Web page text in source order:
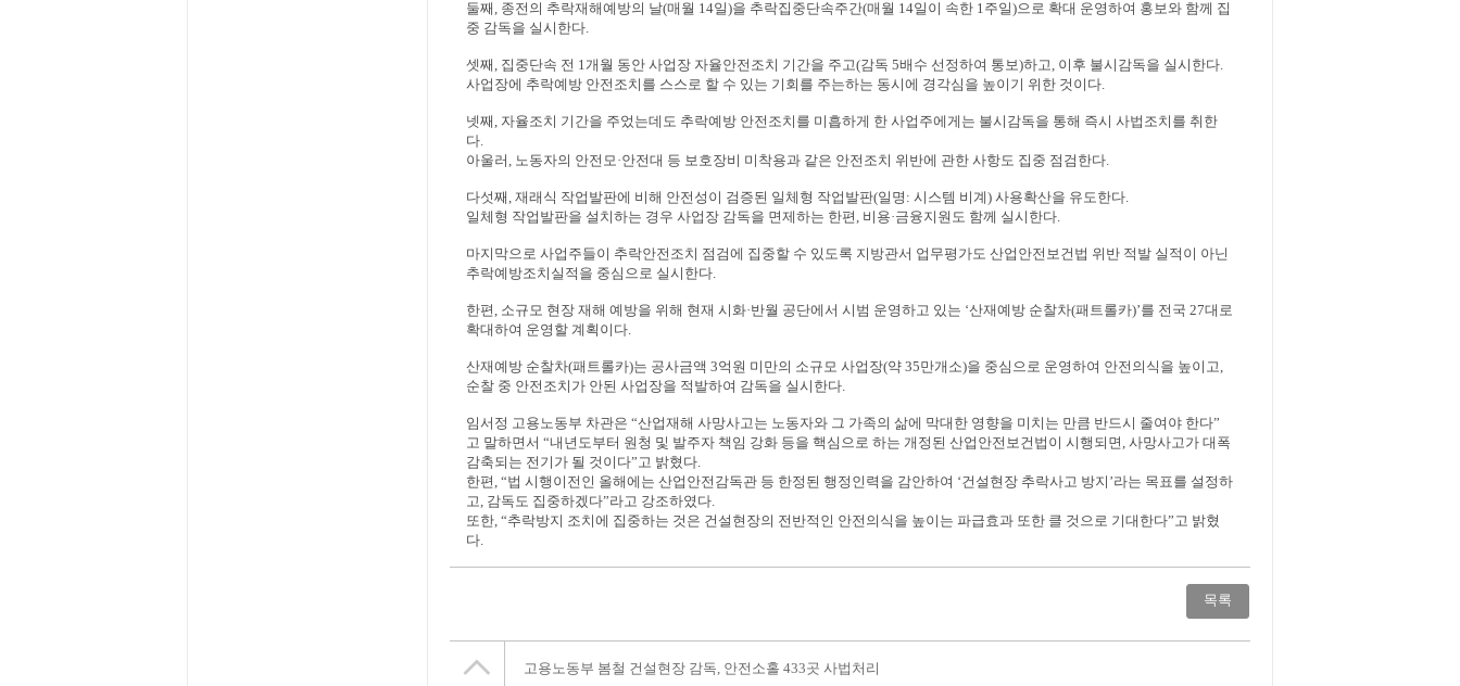
둘째, 종전의 추락재해예방의 날(매월 14일)을 추락집중단속주간(매월 14일이 속한 1주일)으로 확대 운영하여 홍보와 함께 집
중 감독을 실시한다.
셋째, 집중단속 전 1개월 동안 사업장 자율안전조치 기간을 주고(감독 5배수 선정하여 통보)하고, 이후 불시감독을 실시한다.
사업장에 추락예방 안전조치를 스스로 할 수 있는 기회를 주는하는 동시에 경각심을 높이기 위한 것이다.
넷째, 자율조치 기간을 주었는데도 추락예방 안전조치를 미흡하게 한 사업주에게는 불시감독을 통해 즉시 사법조치를 취한
다.
아울러, 노동자의 안전모·안전대 등 보호장비 미착용과 같은 안전조치 위반에 관한 사항도 집중 점검한다.
다섯째, 재래식 작업발판에 비해 안전성이 검증된 일체형 작업발판(일명: 시스템 비계) 사용확산을 유도한다.
일체형 작업발판을 설치하는 경우 사업장 감독을 면제하는 한편, 비용·금융지원도 함께 실시한다.
마지막으로 사업주들이 추락안전조치 점검에 집중할 수 있도록 지방관서 업무평가도 산업안전보건법 위반 적발 실적이 아닌
추락예방조치실적을 중심으로 실시한다.
한편, 소규모 현장 재해 예방을 위해 현재 시화·반월 공단에서 시범 운영하고 있는 ‘산재예방 순찰차(패트롤카)’를 전국 27대로
확대하여 운영할 계획이다.
산재예방 순찰차(패트롤카)는 공사금액 3억원 미만의 소규모 사업장(약 35만개소)을 중심으로 운영하여 안전의식을 높이고,
순찰 중 안전조치가 안된 사업장을 적발하여 감독을 실시한다.
임서정 고용노동부 차관은 “산업재해 사망사고는 노동자와 그 가족의 삶에 막대한 영향을 미치는 만큼 반드시 줄여야 한다”
고 말하면서 “내년도부터 원청 및 발주자 책임 강화 등을 핵심으로 하는 개정된 산업안전보건법이 시행되면, 사망사고가 대폭
감축되는 전기가 될 것이다”고 밝혔다.
한편, “법 시행이전인 올해에는 산업안전감독관 등 한정된 행정인력을 감안하여 ‘건설현장 추락사고 방지’라는 목표를 설정하
고, 감독도 집중하겠다”라고 강조하였다.
또한, “추락방지 조치에 집중하는 것은 건설현장의 전반적인 안전의식을 높이는 파급효과 또한 클 것으로 기대한다”고 밝혔
다.
목록
고용노동부 봄철 건설현장 감독, 안전소홀 433곳 사법처리